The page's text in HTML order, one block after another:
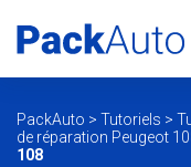
PackAuto > Tutoriels >
de réparation Peugeot
108